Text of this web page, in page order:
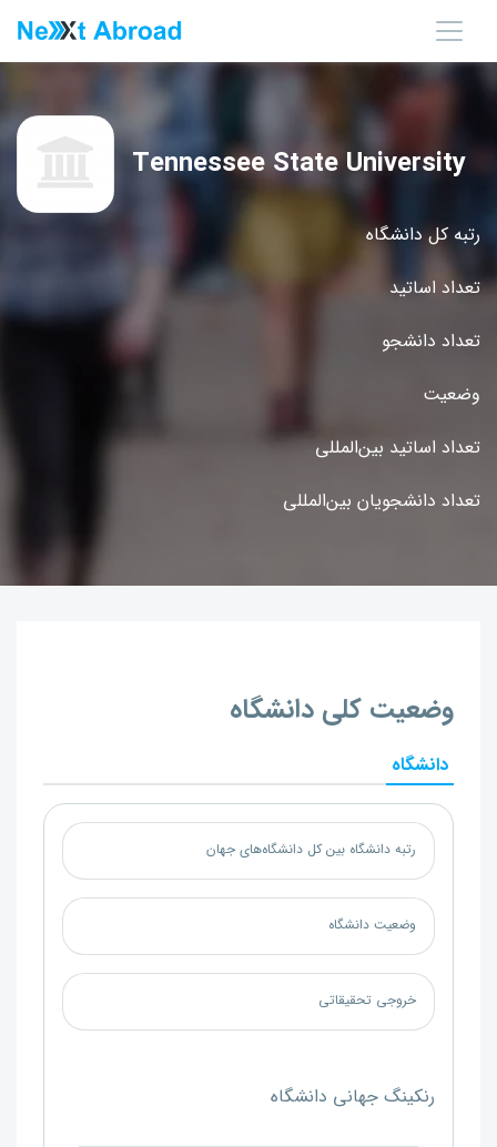
رتبه کل دانشگاه
تعداد اساتید
تعداد دانشجو
وضعیت
تعداد اساتید بین‌المللی
تعداد دانشجویان بین‌المللی
Tennessee State University
وضعیت کلی دانشگاه
دانشگاه
رتبه دانشگاه بین کل دانشگاه‌های جهان
وضعیت دانشگاه
خروجی تحقیقاتی
رنکینگ جهانی دانشگاه